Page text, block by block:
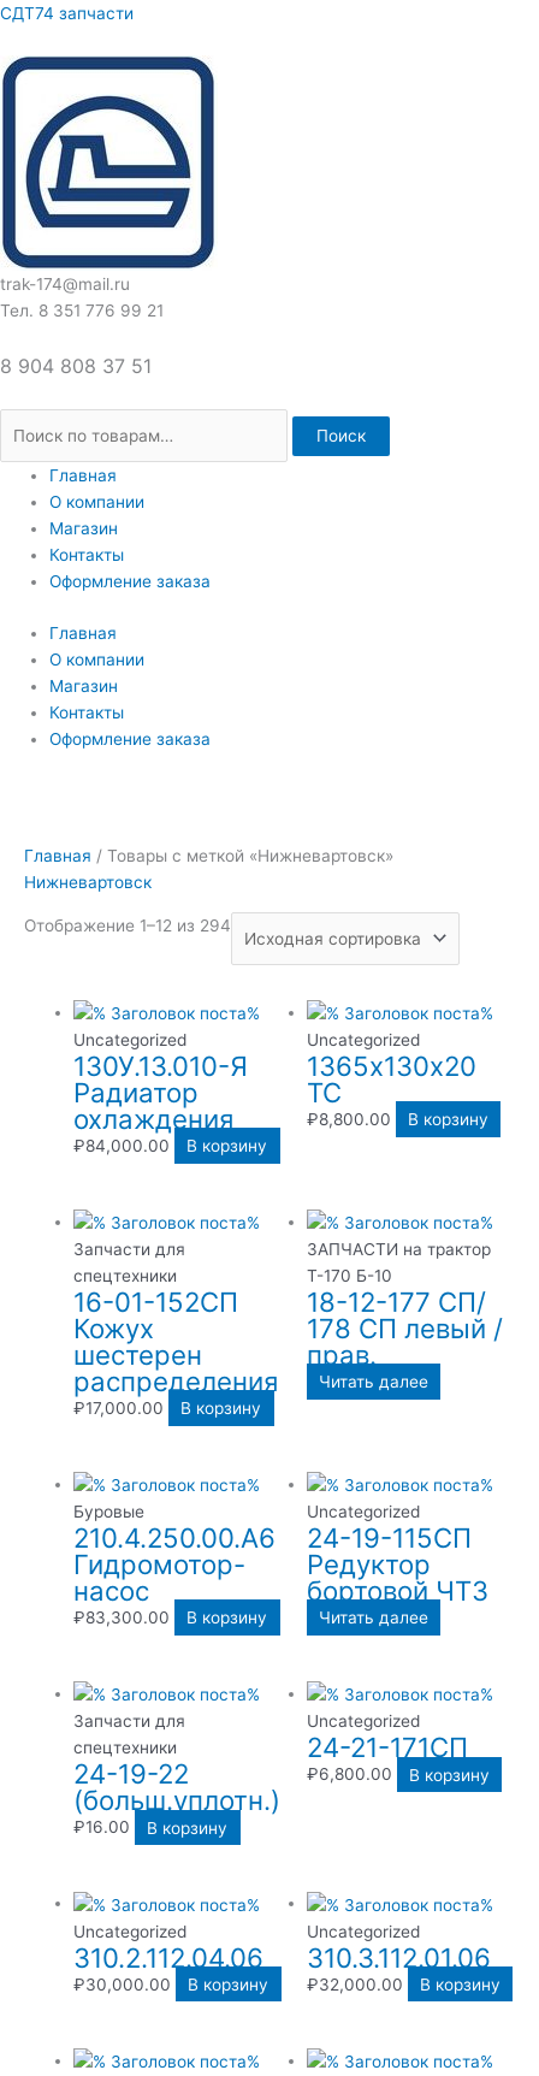
Перейти
содержимому
СДТ74 запчасти
trak-174@mail.ru
Тел. 8 351 776 99 21
8 904 808 37 51
Искать:
Поиск
Главная
О компании
Магазин
Контакты
Оформление заказа
Главная
О компании
Магазин
Контакты
Оформление заказа
Главная / Товары с меткой «Нижневартовск»
Нижневартовск
Отображение 1–12 из 294
Uncategorized
130У.13.010-Я
Радиатор
охлаждения
₽84,000.00 В корзину
Uncategorized
1365х130х20
ТС
₽8,800.00 В корзину
Запчасти для
спецтехники
16-01-152СП
Кожух
шестерен
распределения
₽17,000.00 В корзину
ЗАПЧАСТИ на трактор
Т-170 Б-10
18-12-177 СП/
178 СП левый /
прав.
Читать далее
Буровые
210.4.250.00.А6
Гидромотор-
насос
₽83,300.00 В корзину
Uncategorized
24-19-115СП
Редуктор
бортовой ЧТЗ
Читать далее
Запчасти для
спецтехники
24-19-22
(больш.уплотн.)
₽16.00 В корзину
Uncategorized
24-21-171СП
₽6,800.00 В корзину
Uncategorized
310.2.112.04.06
₽30,000.00 В корзину
Uncategorized
310.3.112.01.06
₽32,000.00 В корзину